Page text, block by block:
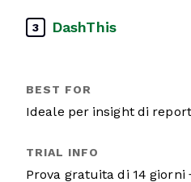
3 DashThis
Ideale per insight di
Prova gratuita di 14 giorni